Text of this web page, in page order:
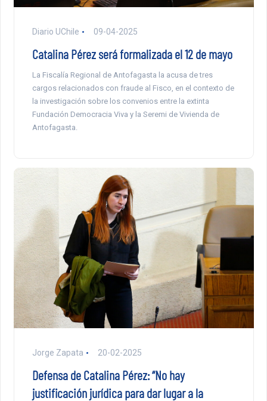
Diario UChile 09-04-2025
Catalina Pérez será formalizada el 12 de mayo
La Fiscalía Regional de Antofagasta la acusa de tres
cargos relacionados con fraude al Fisco, en el contexto de
la investigación sobre los convenios entre la extinta
Fundación Democracia Viva y la Seremi de Vivienda de
Antofagasta.
Jorge Zapata 20-02-2025
Defensa de Catalina Pérez: “No hay
justificación jurídica para dar lugar a la